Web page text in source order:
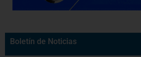
Boletín de Noticias